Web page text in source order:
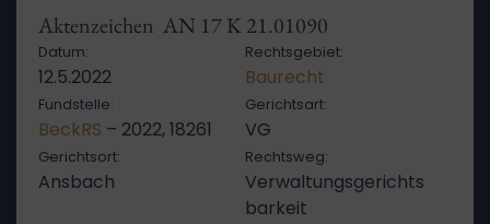
Aktenzeichen AN 17 K 21.01090
Datum:
12.5.2022
Rechtsgebiet:
Baurecht
Fundstelle:
BeckRS – 2022, 18261
Gerichtsart:
VG
Gerichtsort:
Ansbach
Rechtsweg:
Verwaltungsgerichts
barkeit